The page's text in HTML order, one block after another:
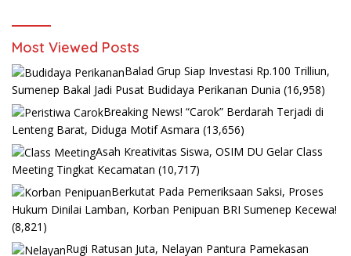
Most Viewed Posts
Balad Grup Siap Investasi Rp.100 Trilliun,
Sumenep Bakal Jadi Pusat Budidaya Perikanan Dunia (16,958)
Breaking News! “Carok” Berdarah Terjadi di
Lenteng Barat, Diduga Motif Asmara (13,656)
Asah Kreativitas Siswa, OSIM DU Gelar Class
Meeting Tingkat Kecamatan (10,717)
Berkutat Pada Pemeriksaan Saksi, Proses
Hukum Dinilai Lamban, Korban Penipuan BRI Sumenep Kecewa!
(8,821)
Rugi Ratusan Juta, Nelayan Pantura Pamekasan